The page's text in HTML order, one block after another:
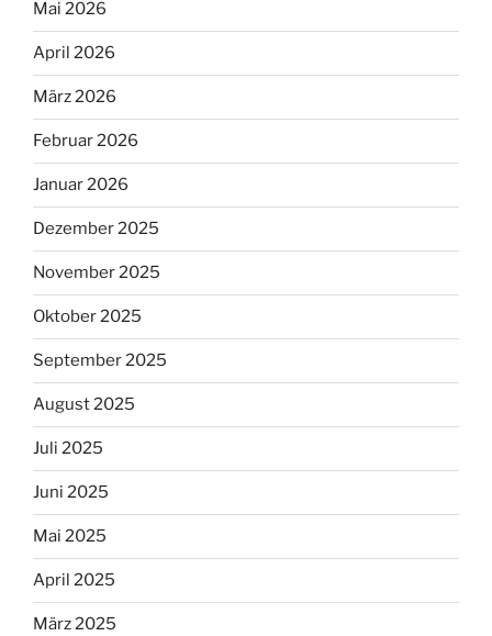
Mai 2026
April 2026
März 2026
Februar 2026
Januar 2026
Dezember 2025
November 2025
Oktober 2025
September 2025
August 2025
Juli 2025
Juni 2025
Mai 2025
April 2025
März 2025